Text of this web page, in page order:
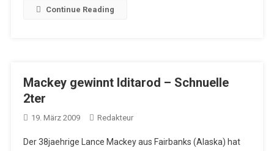
Continue Reading
Mackey gewinnt Iditarod – Schnuelle
2ter
19. März 2009 Redakteur
Der 38jaehrige Lance Mackey aus Fairbanks (Alaska) hat